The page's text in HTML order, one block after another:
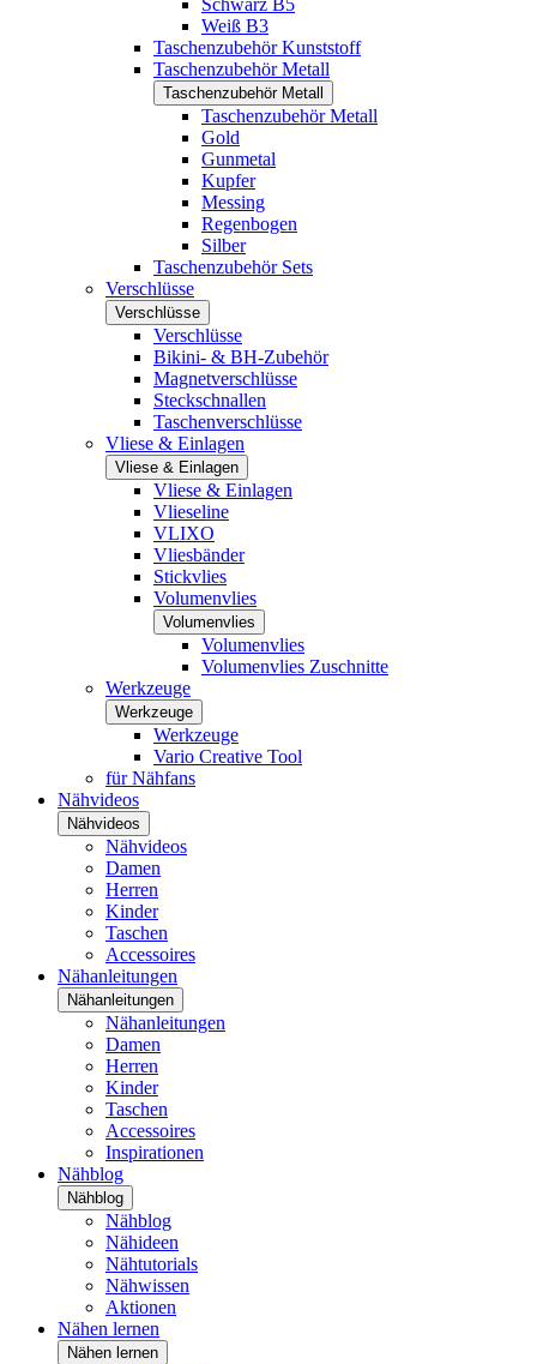
Schwarz B5
Weiß B3
Taschenzubehör Kunststoff
Taschenzubehör Metall
Taschenzubehör Metall
Taschenzubehör Metall
Gold
Gunmetal
Kupfer
Messing
Regenbogen
Silber
Taschenzubehör Sets
Verschlüsse
Verschlüsse
Verschlüsse
Bikini- & BH-Zubehör
Magnetverschlüsse
Steckschnallen
Taschenverschlüsse
Vliese & Einlagen
Vliese & Einlagen
Vliese & Einlagen
Vlieseline
VLIXO
Vliesbänder
Stickvlies
Volumenvlies
Volumenvlies
Volumenvlies
Volumenvlies Zuschnitte
Werkzeuge
Werkzeuge
Werkzeuge
Vario Creative Tool
für Nähfans
Nähvideos
Nähvideos
Nähvideos
Damen
Herren
Kinder
Taschen
Accessoires
Nähanleitungen
Nähanleitungen
Nähanleitungen
Damen
Herren
Kinder
Taschen
Accessoires
Inspirationen
Nähblog
Nähblog
Nähblog
Nähideen
Nähtutorials
Nähwissen
Aktionen
Nähen lernen
Nähen lernen